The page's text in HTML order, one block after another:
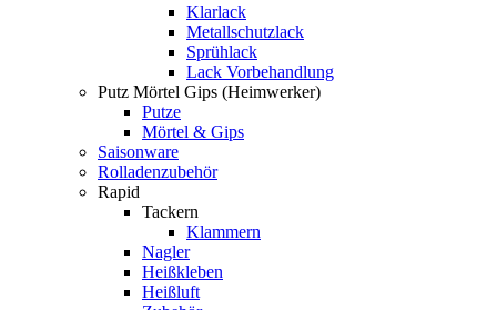
Klarlack
Metallschutzlack
Sprühlack
Lack Vorbehandlung
Putz Mörtel Gips (Heimwerker)
Putze
Mörtel & Gips
Saisonware
Rolladenzubehör
Rapid
Tackern
Klammern
Nagler
Heißkleben
Heißluft